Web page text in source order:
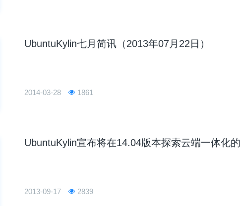
UbuntuKylin七月简讯（2013年07月22日）
2014-03-28 1861
UbuntuKylin宣布将在14.04版本探索云端一体化
2013-09-17 2839